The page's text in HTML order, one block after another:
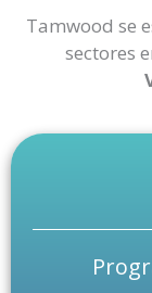
Tamwood se
sectores